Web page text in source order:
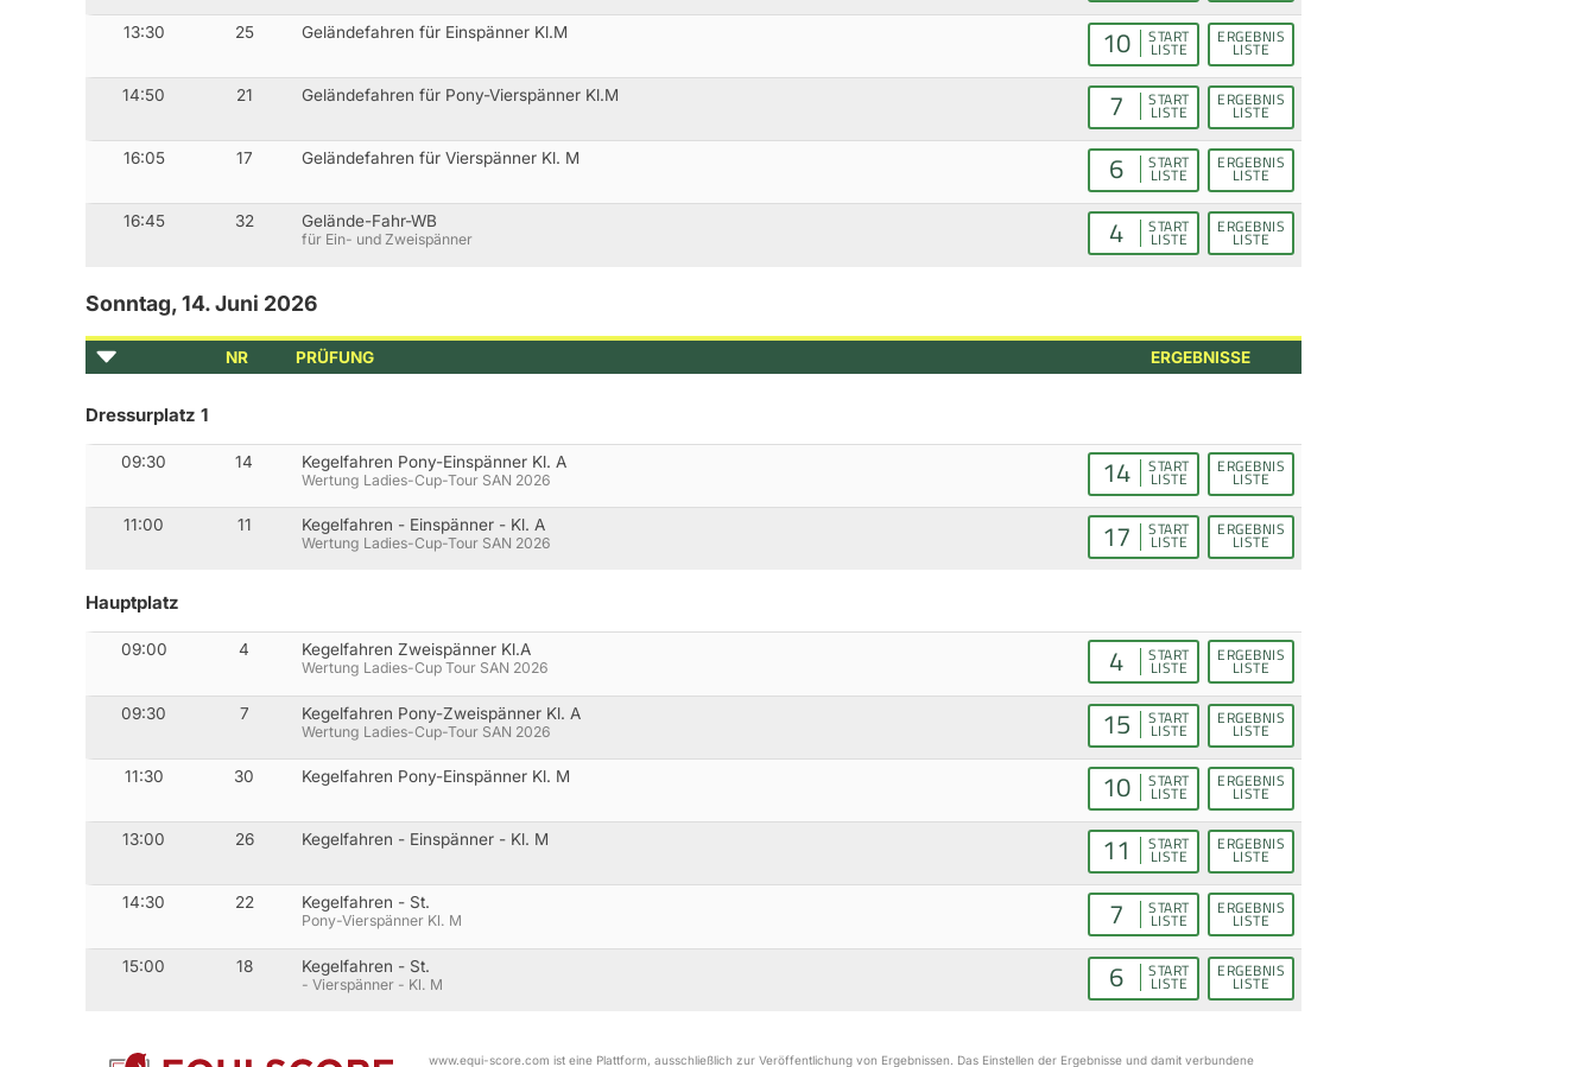
13:30 25 Geländefahren für Einspänner Kl.M 10 START
LISTE
ERGEBNIS
LISTE
14:50 21 Geländefahren für Pony-Vierspänner Kl.M 7 START
LISTE
ERGEBNIS
LISTE
16:05 17 Geländefahren für Vierspänner Kl. M 6 START
LISTE
ERGEBNIS
LISTE
16:45 32 Gelände-Fahr-WB
für Ein- und Zweispänner 4 START
LISTE
ERGEBNIS
LISTE
Sonntag, 14. Juni 2026
NR PRÜFUNG ERGEBNISSE
Dressurplatz 1
09:30 14 Kegelfahren Pony-Einspänner Kl. A
Wertung Ladies-Cup-Tour SAN 2026 14 START
LISTE
ERGEBNIS
LISTE
11:00 11 Kegelfahren - Einspänner - Kl. A
Wertung Ladies-Cup-Tour SAN 2026 17 START
LISTE
ERGEBNIS
LISTE
Hauptplatz
09:00 4 Kegelfahren Zweispänner Kl.A
Wertung Ladies-Cup Tour SAN 2026 4 START
LISTE
ERGEBNIS
LISTE
09:30 7 Kegelfahren Pony-Zweispänner Kl. A
Wertung Ladies-Cup-Tour SAN 2026 15 START
LISTE
ERGEBNIS
LISTE
11:30 30 Kegelfahren Pony-Einspänner Kl. M 10 START
LISTE
ERGEBNIS
LISTE
13:00 26 Kegelfahren - Einspänner - Kl. M 11 START
LISTE
ERGEBNIS
LISTE
14:30 22 Kegelfahren - St.
Pony-Vierspänner Kl. M 7 START
LISTE
ERGEBNIS
LISTE
15:00 18 Kegelfahren - St.
- Vierspänner - Kl. M 6 START
LISTE
ERGEBNIS
LISTE
www.equi-score.com ist eine Plattform, ausschließlich zur Veröffentlichung von Ergebnissen. Das Einstellen der Ergebnisse und damit verbundene